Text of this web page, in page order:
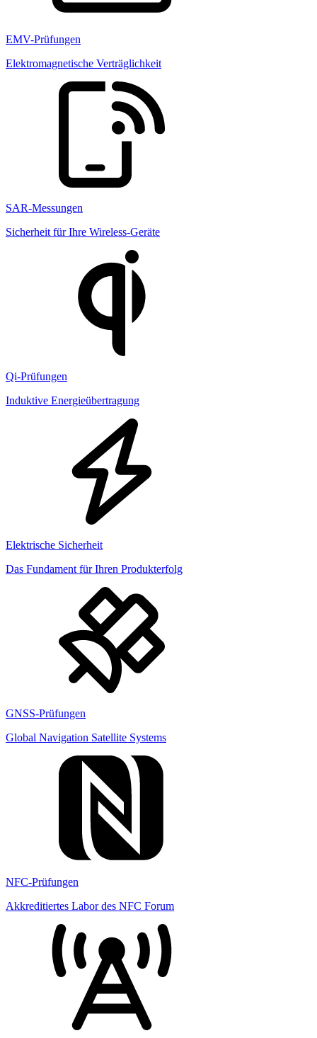
EMV-Prüfungen
Elektromagnetische Verträglichkeit
SAR-Messungen
Sicherheit für Ihre Wireless-Geräte
Qi-Prüfungen
Induktive Energieübertragung
Elektrische Sicherheit
Das Fundament für Ihren Produkterfolg
GNSS-Prüfungen
Global Navigation Satellite Systems
NFC-Prüfungen
Akkreditiertes Labor des NFC Forum